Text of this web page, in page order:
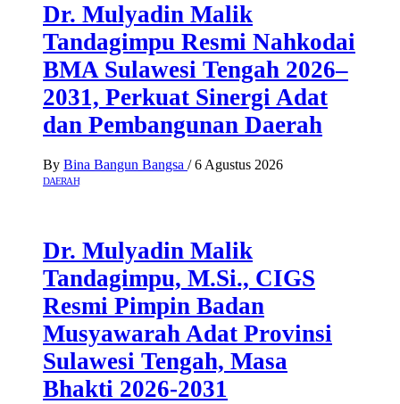
Dr. Mulyadin Malik
Tandagimpu Resmi Nahkodai
BMA Sulawesi Tengah 2026–
2031, Perkuat Sinergi Adat
dan Pembangunan Daerah
By Bina Bangun Bangsa / 6 Agustus 2026
DAERAH
Dr. Mulyadin Malik
Tandagimpu, M.Si., CIGS
Resmi Pimpin Badan
Musyawarah Adat Provinsi
Sulawesi Tengah, Masa
Bhakti 2026-2031